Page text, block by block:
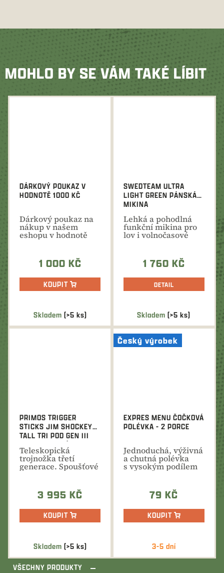
MOHLO BY SE VÁM TAKÉ LÍBIT
Skladem (>5 ks)
DÁRKOVÝ POUKAZ V
HODNOTĚ 1000 KČ
Dárkový poukaz na
nákup v našem
eshopu v hodnotě
1000 Kč. Ideální
1 000 KČ
KOUPIT
Skladem(>5 ks)
SWEDTEAM ULTRA
LIGHT GREEN PÁNSKÁ
MIKINA
Lehká a pohodlná
funkční mikina pro
lov i volnočasové
1 760 KČ
DETAIL
Skladem (>5 ks)
PRIMOS TRIGGER
STICKS JIM SHOCKEY
TALL TRI POD GEN III
TELESKOPICKÁ
TROJNOŽKA
Teleskopická
trojnožka třetí
generace. Spoušťové
ovládání, tichý
3 995 KČ
KOUPIT
Český výrobek
3-5 dní
EXPRES MENU ČOČKOVÁ
POLÉVKA - 2 PORCE
Jednoduchá, výživná
a chutná polévka
s vysokým podílem
bílkovin,...
79 KČ
KOUPIT
VŠECHNY PRODUKTY